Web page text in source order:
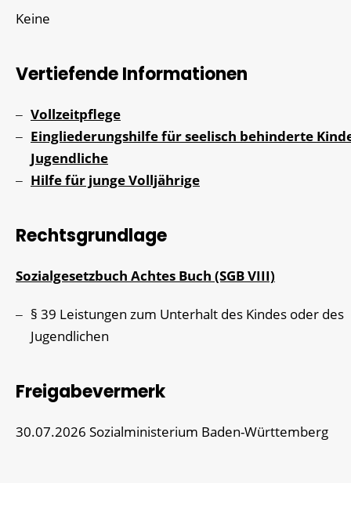
Keine
Vertiefende Informationen
Vollzeitpflege
Eingliederungshilfe für seelisch behinderte
Jugendliche
Hilfe für junge Volljährige
Rechtsgrundlage
Sozialgesetzbuch Achtes Buch (SGB VIII)
§ 39 Leistungen zum Unterhalt des Kindes oder des
Jugendlichen
Freigabevermerk
30.07.2026 Sozialministerium Baden-Württemberg